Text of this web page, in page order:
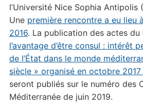
l’Université Nice Sophia Antipolis
Une première rencontre a eu lieu
2016. La publication des actes du
l’avantage d’être consul : intérêt
de l’État dans le monde
siècle » organisé en octobre
seront publiés sur le numéro des
Méditerranée de juin 2019.